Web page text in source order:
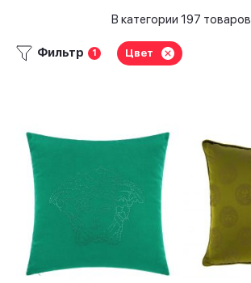
В категории 197 товаров
Фильтр 1 Цвет